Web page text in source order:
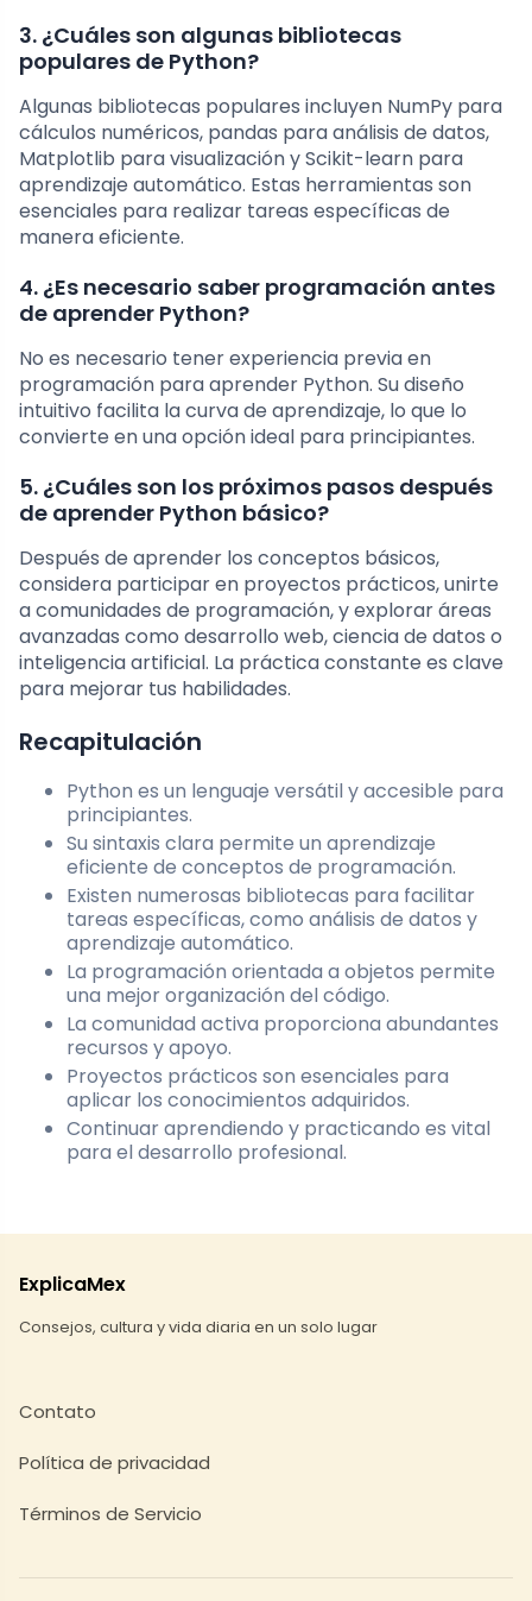
3. ¿Cuáles son algunas bibliotecas
populares de Python?
Algunas bibliotecas populares incluyen NumPy para
cálculos numéricos, pandas para análisis de datos,
Matplotlib para visualización y Scikit-learn para
aprendizaje automático. Estas herramientas son
esenciales para realizar tareas específicas de
manera eficiente.
4. ¿Es necesario saber programación antes
de aprender Python?
No es necesario tener experiencia previa en
programación para aprender Python. Su diseño
intuitivo facilita la curva de aprendizaje, lo que lo
convierte en una opción ideal para principiantes.
5. ¿Cuáles son los próximos pasos después
de aprender Python básico?
Después de aprender los conceptos básicos,
considera participar en proyectos prácticos, unirte
a comunidades de programación, y explorar áreas
avanzadas como desarrollo web, ciencia de datos o
inteligencia artificial. La práctica constante es clave
para mejorar tus habilidades.
Recapitulación
Python es un lenguaje versátil y accesible para
principiantes.
Su sintaxis clara permite un aprendizaje
eficiente de conceptos de programación.
Existen numerosas bibliotecas para facilitar
tareas específicas, como análisis de datos y
aprendizaje automático.
La programación orientada a objetos permite
una mejor organización del código.
La comunidad activa proporciona abundantes
recursos y apoyo.
Proyectos prácticos son esenciales para
aplicar los conocimientos adquiridos.
Continuar aprendiendo y practicando es vital
para el desarrollo profesional.
ExplicaMex
Consejos, cultura y vida diaria en un solo lugar
Contato
Política de privacidad
Términos de Servicio